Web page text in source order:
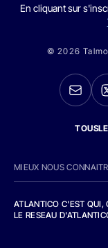
En cliquant sur
© 2026
MIEUX NOUS
ATLANTICO C'EST QUI,
LE RESEAU